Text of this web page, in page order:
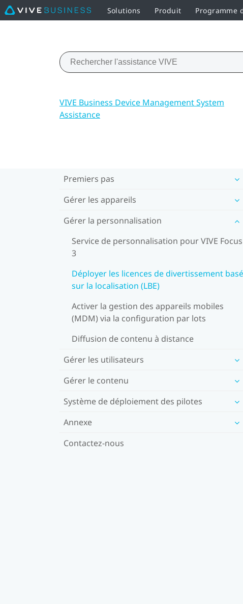
Solutions Produit Programme
VIVE Business Device Management System
Assistance
Premiers pas
Gérer les appareils
Gérer la personnalisation
Service de personnalisation pour VIVE Focus
3
Déployer les licences de divertissement basé
sur la localisation (LBE)
Activer la gestion des appareils mobiles
(MDM) via la configuration par lots
Diffusion de contenu à distance
Gérer les utilisateurs
Gérer le contenu
Système de déploiement des pilotes
Annexe
Contactez-nous